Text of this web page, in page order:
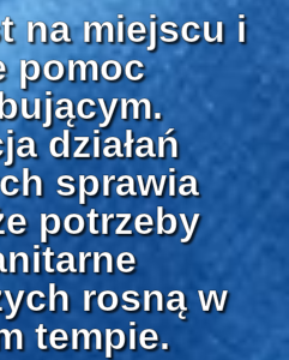
na miejscu i
pomoc
działań
sprawia
potrzeby
rosną w
tempie.